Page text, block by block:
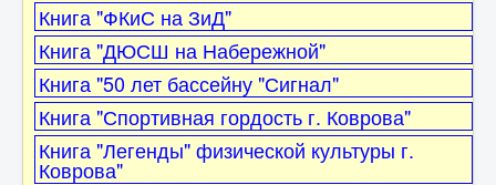
Об авторе
ФКиС г. Коврова
Книга "ФКиС на ЗиД"
Книга "ДЮСШ на Набережной"
Книга "50 лет бассейну "Сигнал"
Книга "Спортивная гордость г. Коврова"
Книга "Легенды" физической культуры г.
Коврова"